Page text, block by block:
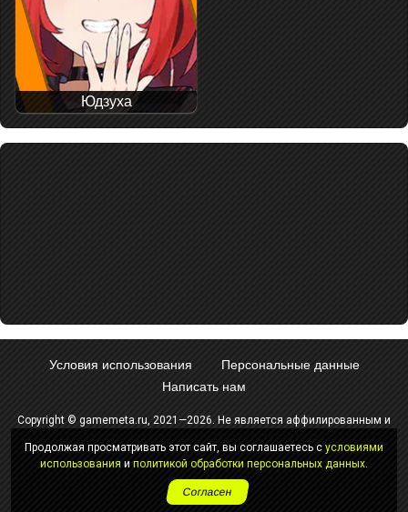
Юдзуха
Условия использования
Персональные данные
Написать нам
Copyright © gamemeta.ru, 2021—2026. Не является аффилированным и
Использование любых материалов сайта без согласования с
администрацией запрещено.
18+
Продолжая просматривать этот сайт, вы соглашаетесь с условиями
использования и политикой обработки персональных данных.
Согласен